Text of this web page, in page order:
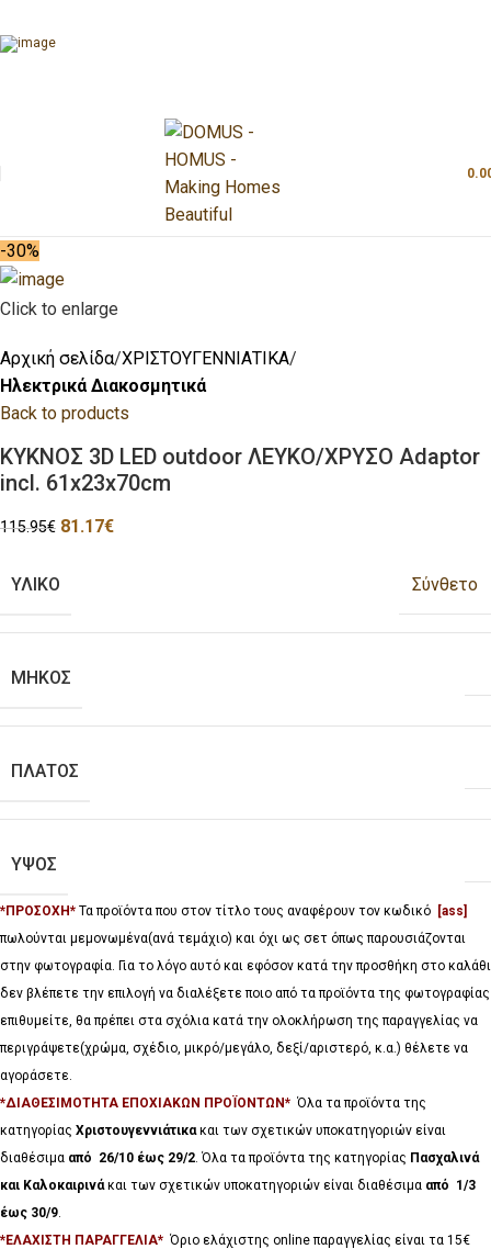
-30%
Click to enlarge
Αρχική σελίδα ΧΡΙΣΤΟΥΓΕΝΝΙΑΤΙΚΑ
Ηλεκτρικά Διακοσμητικά
Back to products
ΚΥΚΝΟΣ 3D LED outdoor ΛΕΥΚΟ/ΧΡΥΣΟ Adaptor
incl. 61x23x70cm
115.95€ 81.17€
ΥΛΙΚΟ Σύνθετο
ΜΗΚΟΣ
ΠΛΑΤΟΣ
ΥΨΟΣ
*ΠΡΟΣΟΧΗ* Τα προϊόντα που στον τίτλο τους αναφέρουν τον κωδικό [ass]
πωλούνται μεμονωμένα(ανά τεμάχιο) και όχι ως σετ όπως παρουσιάζονται
στην φωτογραφία. Για το λόγο αυτό και εφόσον κατά την προσθήκη στο καλάθι
δεν βλέπετε την επιλογή να διαλέξετε ποιο από τα προϊόντα της φωτογραφίας
επιθυμείτε, θα πρέπει στα σχόλια κατά την ολοκλήρωση της παραγγελίας να
περιγράψετε(χρώμα, σχέδιο, μικρό/μεγάλο, δεξί/αριστερό, κ.α.) θέλετε να
αγοράσετε.
*ΔΙΑΘΕΣΙΜΟΤΗΤΑ ΕΠΟΧΙΑΚΩΝ ΠΡΟΪΟΝΤΩΝ* Όλα τα προϊόντα της
κατηγορίας Χριστουγεννιάτικακαι των σχετικών υποκατηγοριών είναι
διαθέσιμα από 26/10 έως 29/2 . Όλα τα προϊόντα της κατηγορίας Πασχαλινά
και Καλοκαιρινάκαι των σχετικών υποκατηγοριών είναι διαθέσιμα από 1/3
έως 30/9
*ΕΛΑΧΙΣΤΗ ΠΑΡΑΓΓΕΛΙΑ* Όριο ελάχιστης online παραγγελίας είναι τα 15€